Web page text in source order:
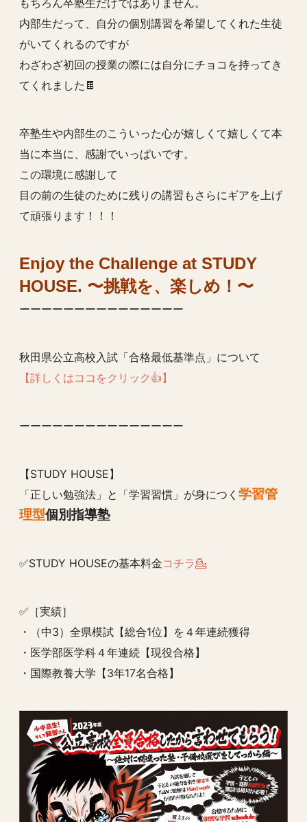
もちろん卒塾生だけではありません。
内部生だって、自分の個別講習を希望してくれた生徒
がいてくれるのですが
わざわざ初回の授業の際には自分にチョコを持ってき
てくれました🍫
卒塾生や内部生のこういった心が嬉しくて嬉しくて本
当に本当に、感謝でいっぱいです。
この環境に感謝して
目の前の生徒のために残りの講習もさらにギアを上げ
て頑張ります！！！
Enjoy the Challenge at STUDY
HOUSE. 〜挑戦を、楽しめ！〜
ーーーーーーーーーーーーーーー
秋田県公立高校入試「合格最低基準点」について
【詳しくはココをクリック👍】
ーーーーーーーーーーーーーーー
【STUDY HOUSE】
「正しい勉強法」と「学習習慣」が身につく 学習管
理型個別指導塾
✅STUDY HOUSEの基本料金コチラ💁
✅［実績］
・（中3）全県模試【総合1位】を４年連続獲得
・医学部医学科４年連続【現役合格】
・国際教養大学【3年17名合格】